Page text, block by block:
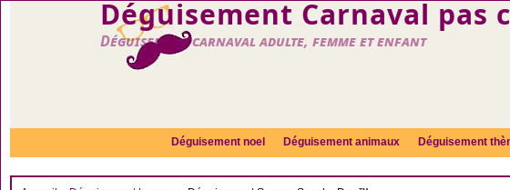
Déguisement Carnaval pas
Déguisement carnaval adulte, femme et enfant
Déguisement noel Déguisement animaux Déguisement